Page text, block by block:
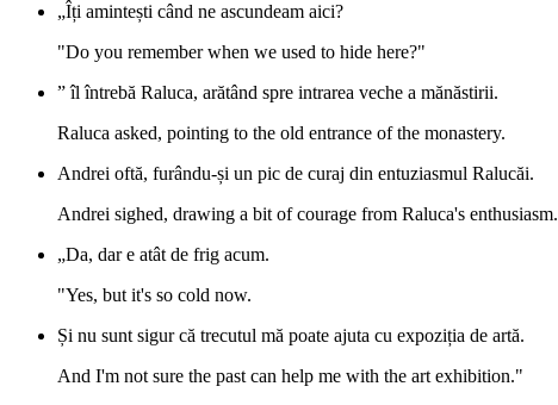
„Îți amintești când ne ascundeam aici?
"Do you remember when we used to hide here?"
” îl întrebă Raluca, arătând spre intrarea veche a mănăstirii.
Raluca asked, pointing to the old entrance of the monastery.
Andrei oftă, furându-și un pic de curaj din entuziasmul Ralucăi.
Andrei sighed, drawing a bit of courage from Raluca's enthusiasm.
„Da, dar e atât de frig acum.
"Yes, but it's so cold now.
Și nu sunt sigur că trecutul mă poate ajuta cu expoziția de artă.
And I'm not sure the past can help me with the art exhibition."